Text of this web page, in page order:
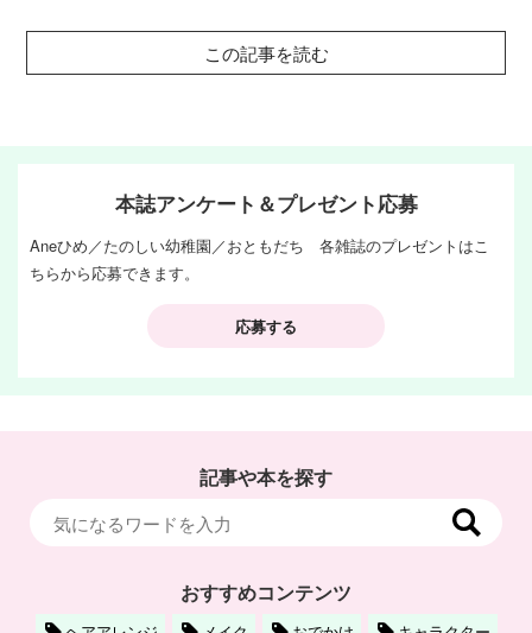
この記事を読む
本誌アンケート＆プレゼント応募
Aneひめ／たのしい幼稚園／おともだち 各雑誌のプレゼントはこ
ちらから応募できます。
応募する
記事や本を探す
おすすめコンテンツ